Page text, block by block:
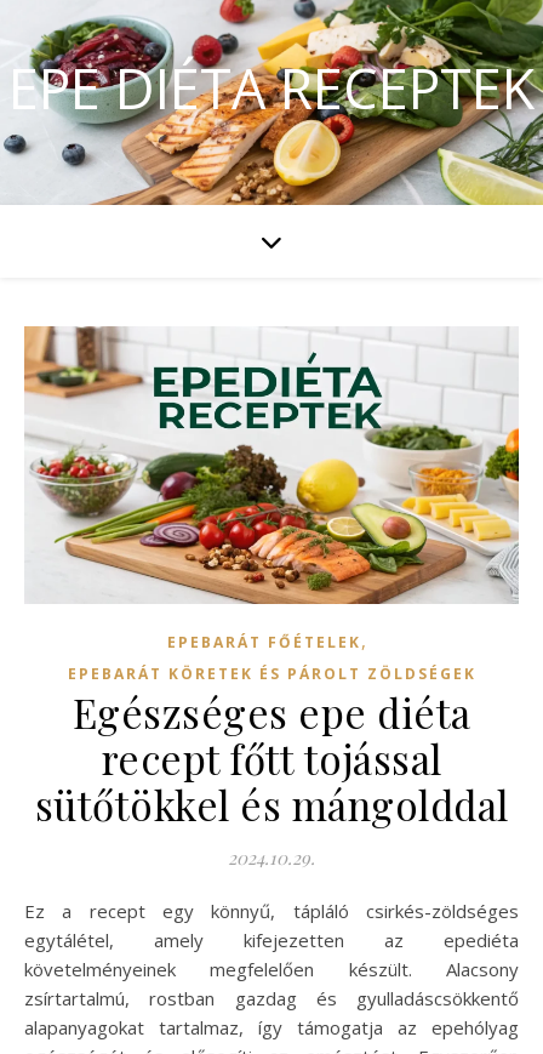
EPE DIÉTA RECEPTEK
EPEBARÁT FŐÉTELEK,
EPEBARÁT KÖRETEK ÉS PÁROLT ZÖLDSÉGEK
Egészséges epe diéta
recept főtt tojással
sütőtökkel és mángolddal
2024.10.29.
Ez a recept egy könnyű, tápláló csirkés-zöldséges
egytálétel, amely kifejezetten az epediéta
követelményeinek megfelelően készült. Alacsony
zsírtartalmú, rostban gazdag és gyulladáscsökkentő
alapanyagokat tartalmaz, így támogatja az epehólyag